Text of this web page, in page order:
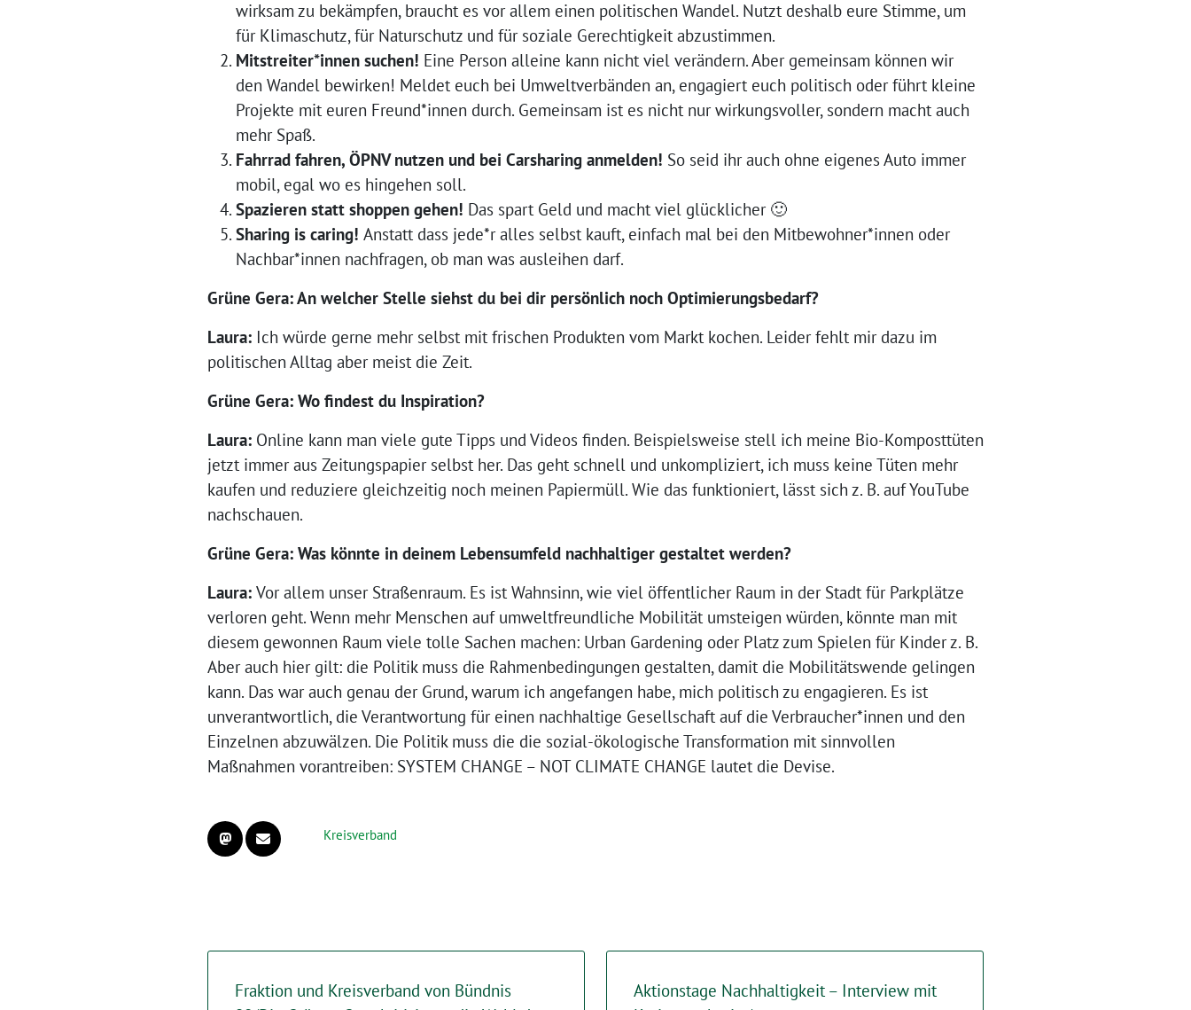
wirksam zu bekämpfen, braucht es vor allem einen politischen Wandel. Nutzt deshalb eure Stimme, um
für Klimaschutz, für Naturschutz und für soziale Gerechtigkeit abzustimmen.
Mitstreiter*innen suchen! Eine Person alleine kann nicht viel verändern. Aber gemeinsam können wir
den Wandel bewirken! Meldet euch bei Umweltverbänden an, engagiert euch politisch oder führt kleine
Projekte mit euren Freund*innen durch. Gemeinsam ist es nicht nur wirkungsvoller, sondern macht auch
mehr Spaß.
Fahrrad fahren, ÖPNV nutzen und bei Carsharing anmelden! So seid ihr auch ohne eigenes Auto immer
mobil, egal wo es hingehen soll.
Spazieren statt shoppen gehen! Das spart Geld und macht viel glücklicher 🙂
Sharing is caring! Anstatt dass jede*r alles selbst kauft, einfach mal bei den Mitbewohner*innen oder
Nachbar*innen nachfragen, ob man was ausleihen darf.
Grüne Gera: An welcher Stelle siehst du bei dir persönlich noch Optimierungsbedarf?
Laura: Ich würde gerne mehr selbst mit frischen Produkten vom Markt kochen. Leider fehlt mir dazu im
politischen Alltag aber meist die Zeit.
Grüne Gera: Wo findest du Inspiration?
Laura: Online kann man viele gute Tipps und Videos finden. Beispielsweise stell ich meine Bio-Komposttüten
jetzt immer aus Zeitungspapier selbst her. Das geht schnell und unkompliziert, ich muss keine Tüten mehr
kaufen und reduziere gleichzeitig noch meinen Papiermüll. Wie das funktioniert, lässt sich z. B. auf YouTube
nachschauen.
Grüne Gera: Was könnte in deinem Lebensumfeld nachhaltiger gestaltet werden?
Laura: Vor allem unser Straßenraum. Es ist Wahnsinn, wie viel öffentlicher Raum in der Stadt für Parkplätze
verloren geht. Wenn mehr Menschen auf umweltfreundliche Mobilität umsteigen würden, könnte man mit
diesem gewonnen Raum viele tolle Sachen machen: Urban Gardening oder Platz zum Spielen für Kinder z. B.
Aber auch hier gilt: die Politik muss die Rahmenbedingungen gestalten, damit die Mobilitätswende gelingen
kann. Das war auch genau der Grund, warum ich angefangen habe, mich politisch zu engagieren. Es ist
unverantwortlich, die Verantwortung für einen nachhaltige Gesellschaft auf die Verbraucher*innen und den
Einzelnen abzuwälzen. Die Politik muss die die sozial-ökologische Transformation mit sinnvollen
Maßnahmen vorantreiben: SYSTEM CHANGE – NOT CLIMATE CHANGE lautet die Devise.
Kreisverband
Fraktion und Kreisverband von Bündnis
Aktionstage Nachhaltigkeit – Interview mit